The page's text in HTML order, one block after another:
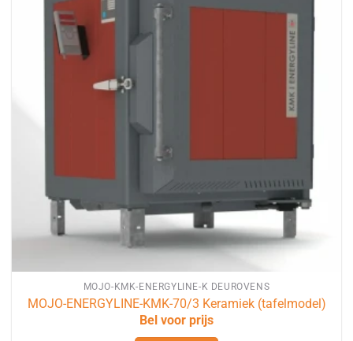
MOJO-KMK-ENERGYLINE-K DEUROVENS
MOJO-ENERGYLINE-KMK-70/3 Keramiek (tafelmodel)
Bel voor prijs